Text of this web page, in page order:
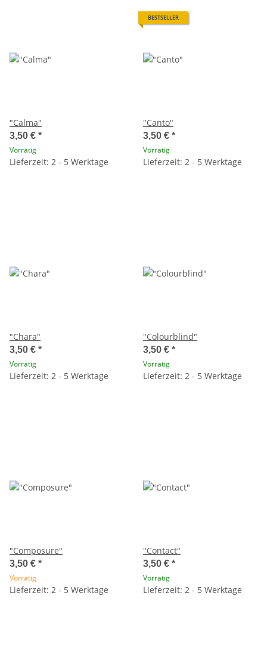
"Calma"
3,50 € *
Vorrätig
Lieferzeit: 2 - 5 Werktage
BESTSELLER
"Canto"
3,50 € *
Vorrätig
Lieferzeit: 2 - 5 Werktage
"Chara"
3,50 € *
Vorrätig
Lieferzeit: 2 - 5 Werktage
"Colourblind"
3,50 € *
Vorrätig
Lieferzeit: 2 - 5 Werktage
"Composure"
3,50 € *
Vorrätig
Lieferzeit: 2 - 5 Werktage
"Contact"
3,50 € *
Vorrätig
Lieferzeit: 2 - 5 Werktage